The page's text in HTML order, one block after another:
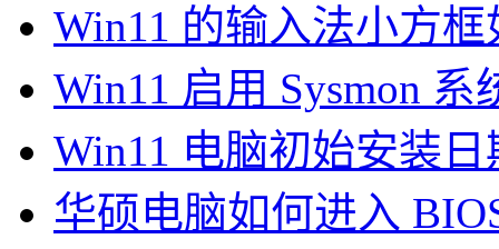
Win11 的输入法小方
Win11 启用 Sysmon
Win11 电脑初始安装
华硕电脑如何进入